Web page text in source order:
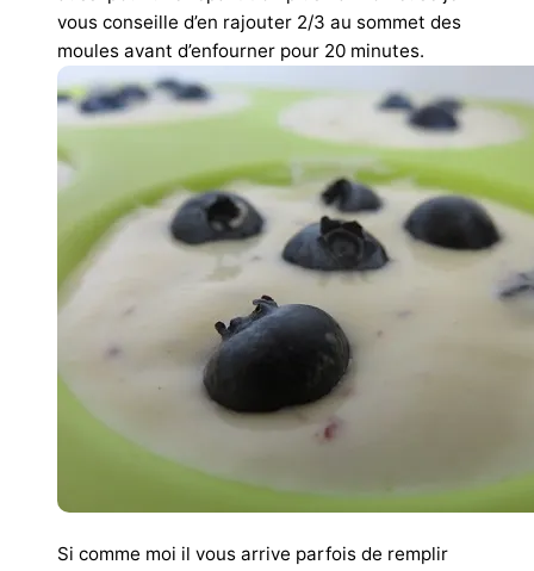
vous conseille d’en rajouter 2/3 au sommet des
moules avant d’enfourner pour 20 minutes.
Si comme moi il vous arrive parfois de remplir